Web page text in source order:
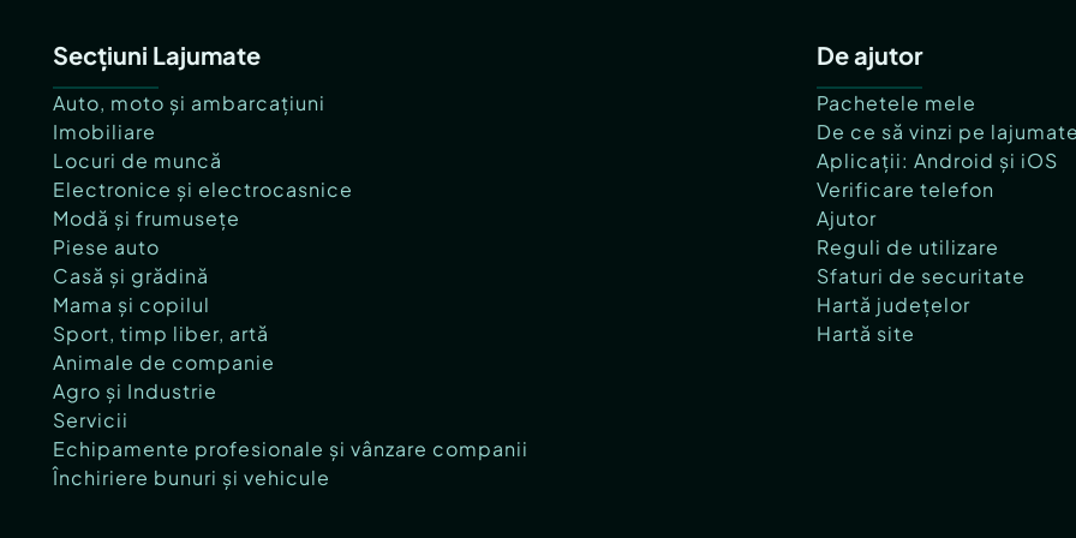
Secțiuni Lajumate
Auto, moto și ambarcațiuni
Imobiliare
Locuri de muncă
Electronice și electrocasnice
Modă și frumusețe
Piese auto
Casă și grădină
Mama și copilul
Sport, timp liber, artă
Animale de companie
Agro și Industrie
Servicii
Echipamente profesionale și vânzare companii
Închiriere bunuri și vehicule
De ajutor
Pachetele mele
De ce să vinzi pe
Aplicații: Android și iOS
Verificare telefon
Ajutor
Reguli de utilizare
Sfaturi de securitate
Hartă județelor
Hartă site